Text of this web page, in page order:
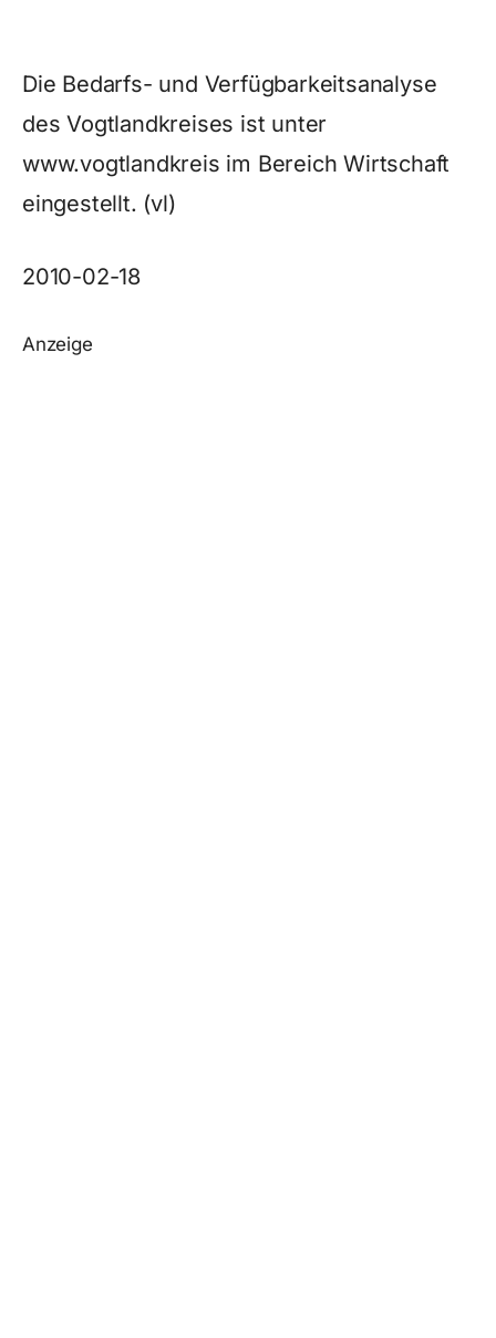
Die Bedarfs- und Verfügbarkeitsanalyse
des Vogtlandkreises ist unter
www.vogtlandkreis im Bereich Wirtschaft
eingestellt. (vl)
2010-02-18
Anzeige